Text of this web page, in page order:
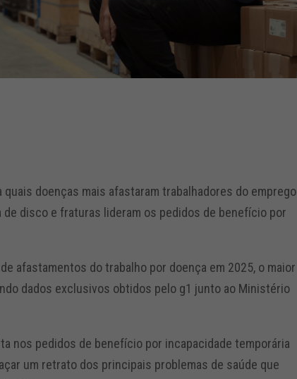
doenças mais afastaram trabalhadores do emprego
de disco e fraturas lideram os pedidos de benefício por
afastamentos do trabalho por doença em 2025, o maior
dados exclusivos obtidos pelo g1 junto ao Ministério
nos pedidos de benefício por incapacidade temporária
um retrato dos principais problemas de saúde que